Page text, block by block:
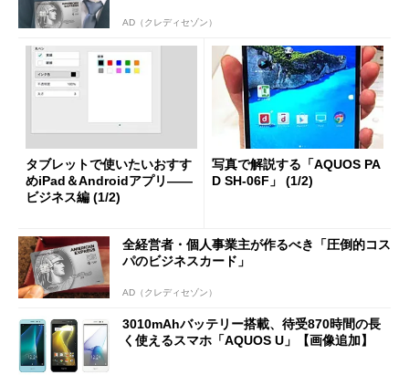
AD（クレディセゾン）
タブレットで使いたいおすす
めiPad＆Androidアプリ――
ビジネス編 (1/2)
写真で解説する「AQUOS PA
D SH-06F」 (1/2)
全経営者・個人事業主が作るべき「圧倒的コス
パのビジネスカード」
AD（クレディセゾン）
3010mAhバッテリー搭載、待受870時間の長
く使えるスマホ「AQUOS U」【画像追加】